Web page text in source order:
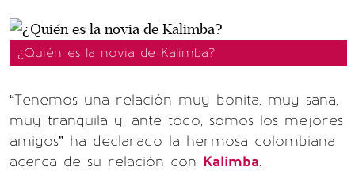
¿Quién es la novia de Kalimba?
“Tenemos una relación muy bonita, muy sana,
muy tranquila y, ante todo, somos los mejores
amigos” ha declarado la hermosa colombiana
acerca de su relación con Kalimba.